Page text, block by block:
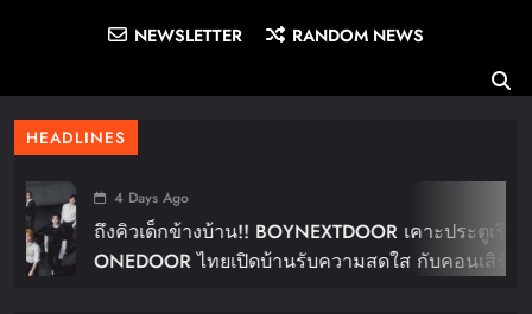
NEWSLETTER RANDOM NEWS
HEADLINES
4 Days Ago
ถึงคิวเด็กข้างบ้าน!! BOYNEXTDOOR เคาะประตูเรียก
ONEDOOR ไทยเปิดบ้านรับความสดใส กับคอนเสิร์ต